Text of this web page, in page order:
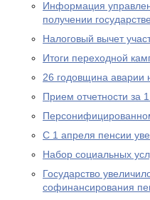
Информация
получении
Налоговый вычет
Итоги переходной
26 годовщина аварии
Прием отчетности за
С 1 апреля пенсии
Набор социальных
Государство
софинансирования